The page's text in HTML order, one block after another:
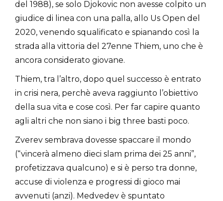
del 1988), se solo Djokovic non avesse colpito un
giudice di linea con una palla, allo Us Open del
2020, venendo squalificato e spianando così la
strada alla vittoria del 27enne Thiem, uno che è
ancora considerato giovane.
Thiem, tra l’altro, dopo quel successo è entrato
in crisi nera, perchè aveva raggiunto l’obiettivo
della sua vita e cose così. Per far capire quanto
agli altri che non siano i big three basti poco.
Zverev sembrava dovesse spaccare il mondo
(“vincerà almeno dieci slam prima dei 25 anni”,
profetizzava qualcuno) e si è perso tra donne,
accuse di violenza e progressi di gioco mai
avvenuti (anzi). Medvedev è spuntato